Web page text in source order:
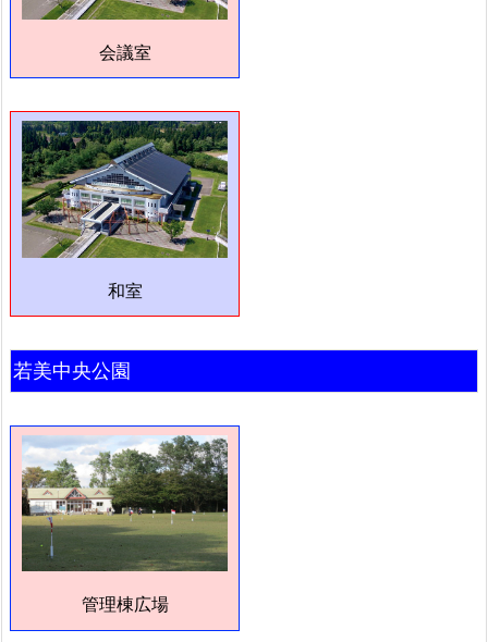
会議室
和室
若美中央公園
管理棟広場